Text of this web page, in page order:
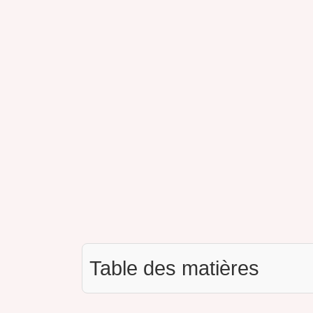
Table des matières